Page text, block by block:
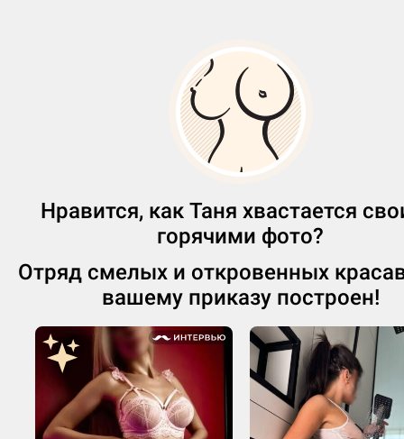
Нравится, как Таня хвастается
горячими фото?
Отряд смелых и откровенных
вашему приказу построен!